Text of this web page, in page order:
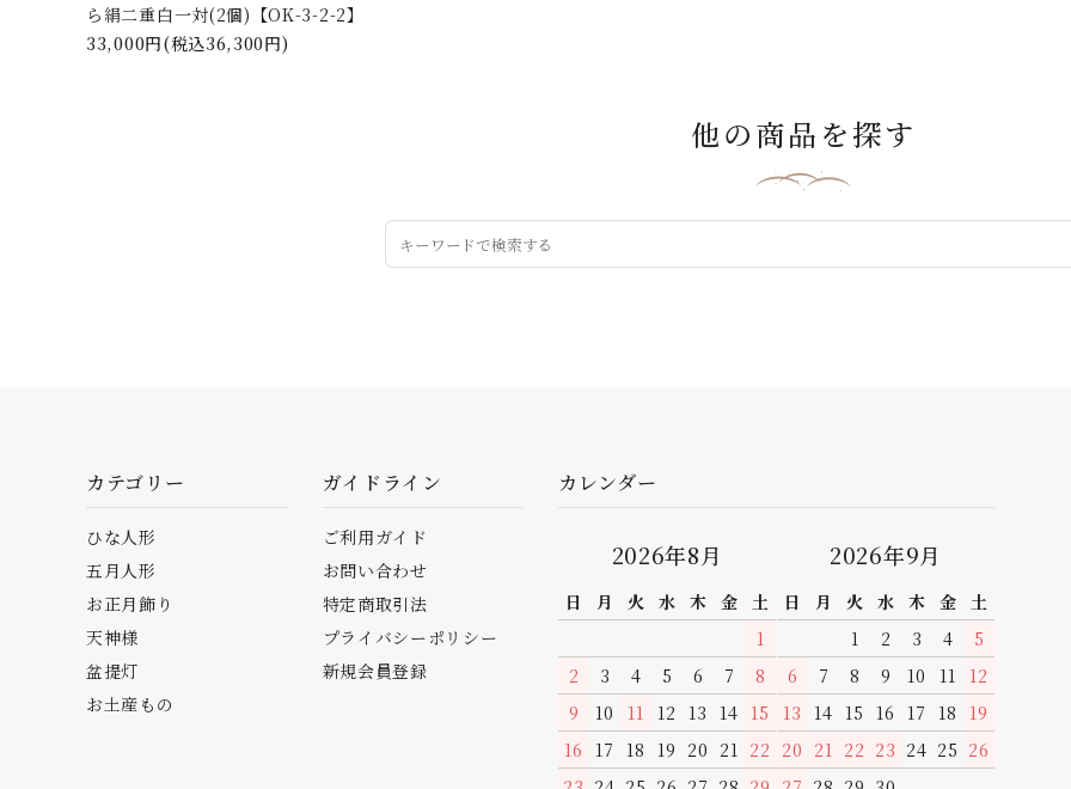
ら絹二重白一対(2個)【OK-3-2-2】
33,000円(税込36,300円)
他の商品を探す
カテゴリー
ひな人形
五月人形
お正月飾り
天神様
盆提灯
お土産もの
ガイドライン
ご利用ガイド
お問い合わせ
特定商取引法
プライバシーポリシー
新規会員登録
カレンダー
2026年8月
日 月 火 水 木 金
土
1
2
3 4 5 6 7
8
9
10 11 12 13 14 15
16
17 18 19 20 21 22
2026年9月
日 月 火 水 木 金
土
1
2 3 4
5
6
7 8 9 10 11
12
13
14 15 16 17 18
19
20 21 22 23 24 25 26